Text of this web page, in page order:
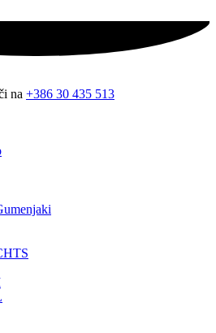
na +386 30 435 513